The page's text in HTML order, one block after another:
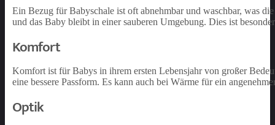
Ein Bezug für Babyschale ist oft abnehmbar und waschbar, was
und das Baby bleibt in einer sauberen Umgebung. Dies ist
Komfort
Komfort ist für Babys in ihrem ersten Lebensjahr von großer
eine bessere Passform. Es kann auch bei Wärme für ein
Optik